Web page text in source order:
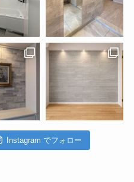
Instagram でフォロー